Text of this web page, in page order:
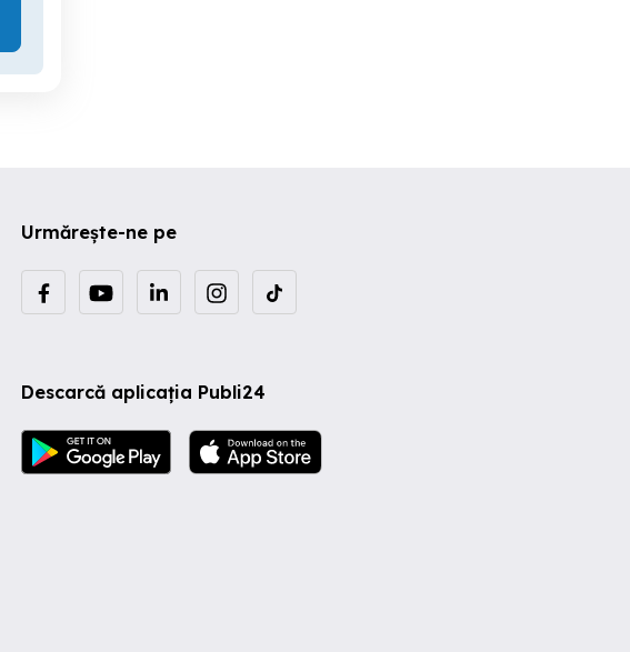
Urmărește-ne pe
Descarcă aplicația Publi24